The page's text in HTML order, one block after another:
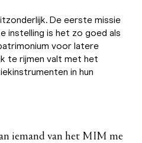
De eerste missie
instelling is het zo goed als
voor latere
te rijmen valt met het
in hun
iemand van het MIM me